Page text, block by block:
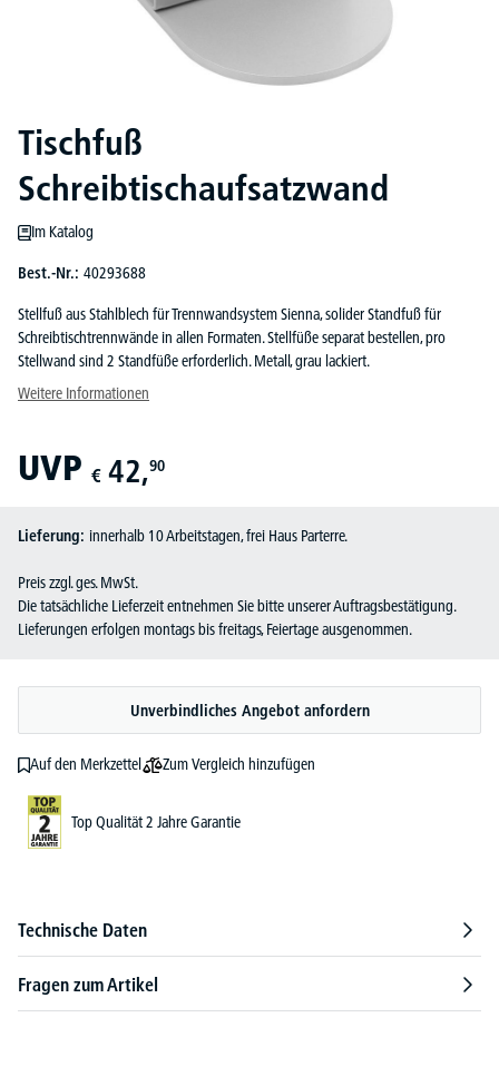
Tischfuß
Schreibtischaufsatzwand
Im Katalog
Best.-Nr.: 40293688
Stellfuß aus Stahlblech für Trennwandsystem Sienna, solider Standfuß für
Schreibtischtrennwände in allen Formaten. Stellfüße separat bestellen, pro
Stellwand sind 2 Standfüße erforderlich. Metall, grau lackiert.
Weitere Informationen
UVP € 42,90
Lieferung: innerhalb 10 Arbeitstagen, frei Haus Parterre.
Preis zzgl. ges. MwSt.
Die tatsächliche Lieferzeit entnehmen Sie bitte unserer Auftragsbestätigung.
Lieferungen erfolgen montags bis freitags, Feiertage ausgenommen.
Unverbindliches Angebot anfordern
Auf den Merkzettel Zum Vergleich hinzufügen
Top Qualität 2 Jahre Garantie
Technische Daten
Fragen zum Artikel